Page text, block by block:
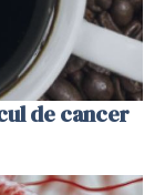
de cancer